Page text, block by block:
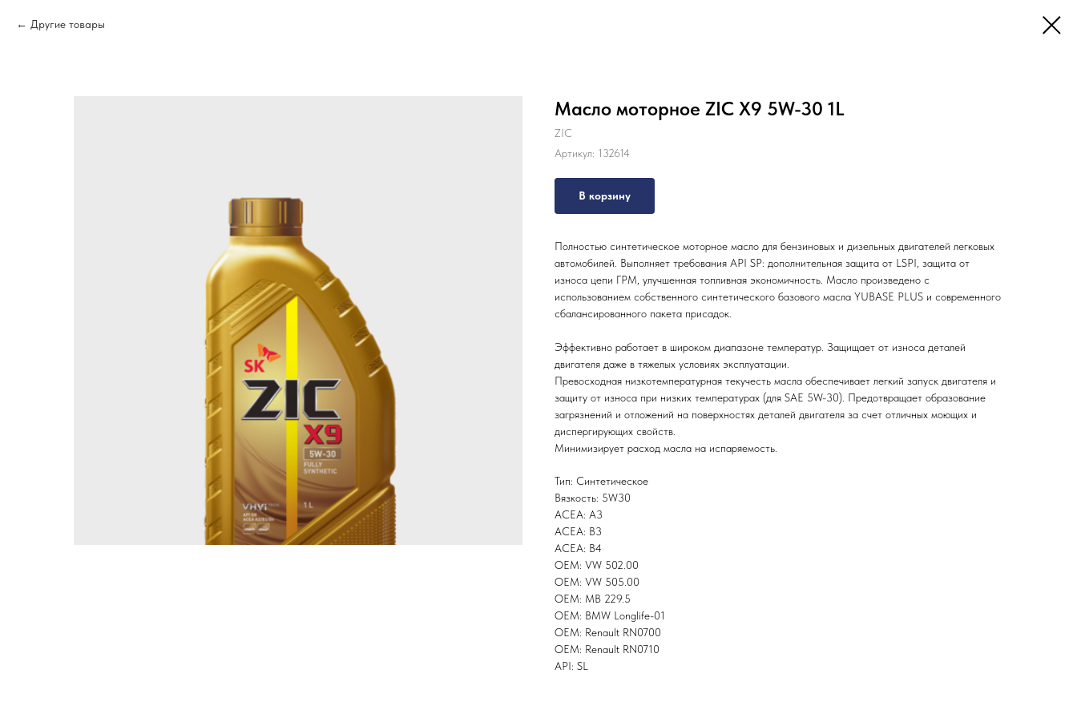
Другие товары
Масло моторное ZIC X9 5W-30 1L
ZIC
Артикул: 132614
В корзину
Полностью синтетическое моторное масло для бензиновых и дизельных двигателей легковых
автомобилей. Выполняет требования API SP: дополнительная защита от LSPI, защита от
износа цепи ГРМ, улучшенная топливная экономичность. Масло произведено с
использованием собственного синтетического базового масла YUBASE PLUS и современного
сбалансированного пакета присадок.
Эффективно работает в широком диапазоне температур. Защищает от износа деталей
двигателя даже в тяжелых условиях эксплуатации.
Превосходная низкотемпературная текучесть масла обеспечивает легкий запуск двигателя и
защиту от износа при низких температурах (для SAE 5W-30). Предотвращает образование
загрязнений и отложений на поверхностях деталей двигателя за счет отличных моющих и
диспергирующих свойств.
Минимизирует расход масла на испаряемость.
Тип: Синтетическое
Вязкость: 5W30
ACEA: A3
ACEA: B3
ACEA: B4
OEM: VW 502.00
OEM: VW 505.00
OEM: MB 229.5
OEM: BMW Longlife-01
OEM: Renault RN0700
OEM: Renault RN0710
API: SL